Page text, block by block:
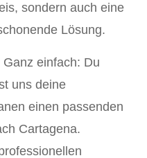
sondern auch eine
Lösung.
einfach: Du
uns deine
einen passenden
Cartagena.